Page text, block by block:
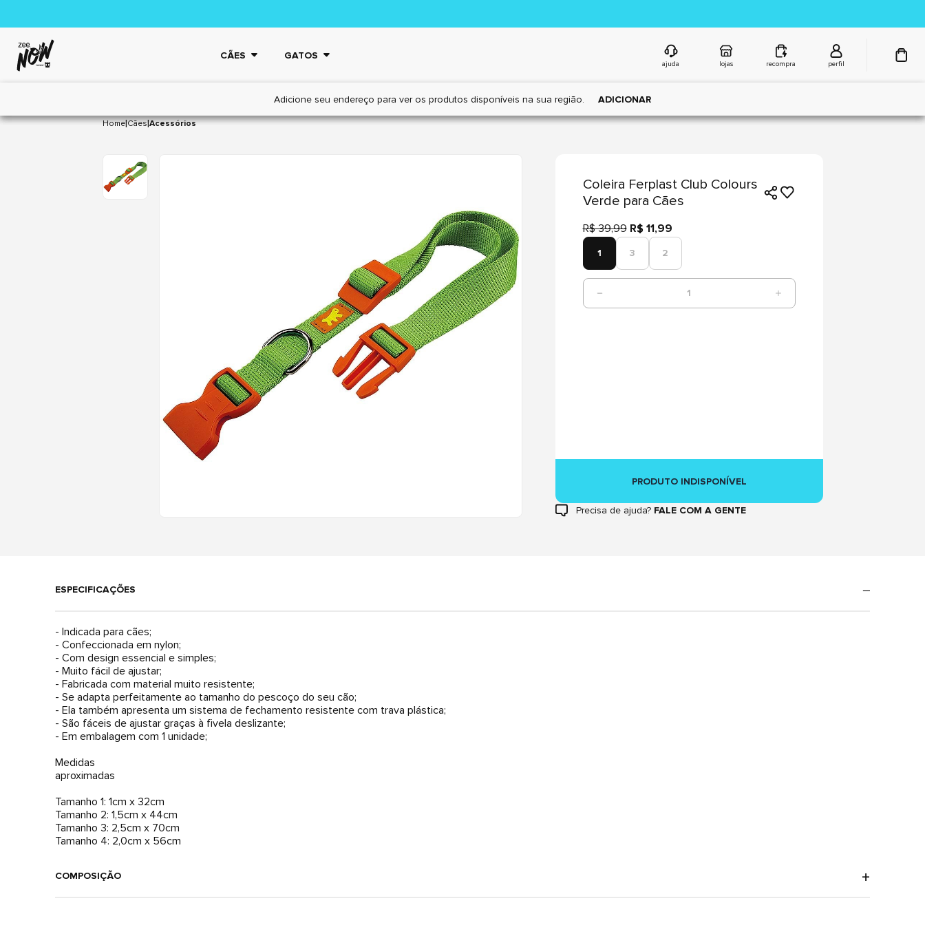
CÃES GATOS
ajuda lojas recompra perfil
Adicione seu endereço para ver os produtos disponíveis na sua região. ADICIONAR
Home|Cães|Acessórios
Coleira Ferplast Club Colours
Verde para Cães
R$ 39,99 R$ 11,99
1 3 2
1
PRODUTO INDISPONÍVEL
Precisa de ajuda? FALE COM A GENTE
ESPECIFICAÇÕES
- Indicada para cães;
- Confeccionada em nylon;
- Com design essencial e simples;
- Muito fácil de ajustar;
- Fabricada com material muito resistente;
- Se adapta perfeitamente ao tamanho do pescoço do seu cão;
- Ela também apresenta um sistema de fechamento resistente com trava plástica;
- São fáceis de ajustar graças à fivela deslizante;
- Em embalagem com 1 unidade;
Medidas
aproximadas
Tamanho 1: 1cm x 32cm
Tamanho 2: 1,5cm x 44cm
Tamanho 3: 2,5cm x 70cm
Tamanho 4: 2,0cm x 56cm
COMPOSIÇÃO